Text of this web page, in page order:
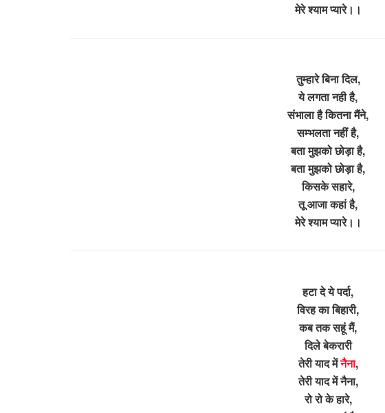
मेरे श्याम प्यारे।।
तुम्हारे बिना दिल,
ये लगता नही है,
संभाला है कितना मैंने,
सम्भलता नहीं है,
बता मुझको छोड़ा है,
बता मुझको छोड़ा है,
किसके सहारे,
तू आजा कहां है,
मेरे श्याम प्यारे।।
हटा दे ये पर्दा,
विरह का बिहारी,
कब तक सहूं मैं,
दिले बेकरारी
तेरी याद मेंनैना,
तेरी याद में नैना,
रो रो के हारे,